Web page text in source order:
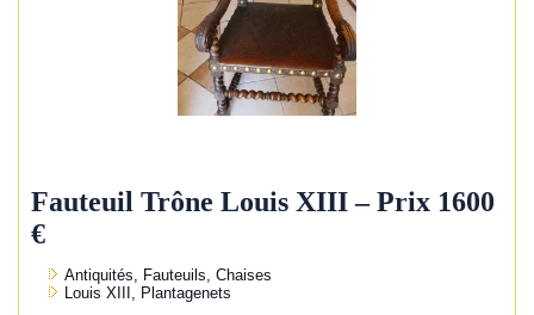
Fauteuil Trône Louis XIII – Prix 1600
€
Antiquités, Fauteuils, Chaises
Louis XIII, Plantagenets